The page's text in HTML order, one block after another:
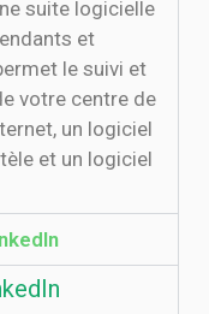
suite logicielle
et
le suivi et
votre centre de
un logiciel
et un logiciel